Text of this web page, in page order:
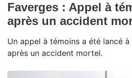
Faverges : Appel à
après un accident
Un appel à témoins a été lancé
après un accident mortel.